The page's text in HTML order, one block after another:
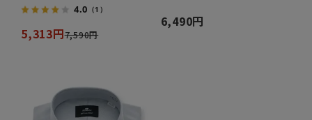
4.0 （1）
5,313円7,590円
6,490円